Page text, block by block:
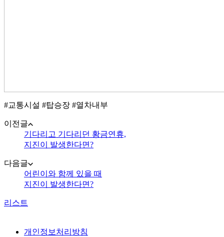
#교통시설 #탑승장 #열차내부
이전글
기다리고 기다리던 황금연휴,
지진이 발생한다면?
다음글
어린이와 함께 있을 때
지진이 발생한다면?
리스트
개인정보처리방침